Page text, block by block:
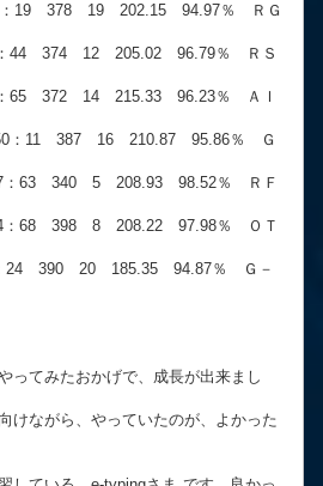
19 378 19 202.15 94.97％ ＲＧ
44 374 12 205.02 96.79％ ＲＳ
65 372 14 215.33 96.23％ ＡＩ
11 387 16 210.87 95.86％ Ｇ
63 340 5 208.93 98.52％ ＲＦ
68 398 8 208.22 97.98％ ＯＴ
24 390 20 185.35 94.87％ Ｇ－
ってみたおかげで、成長が出来まし
けながら、やっていたのが、よかった